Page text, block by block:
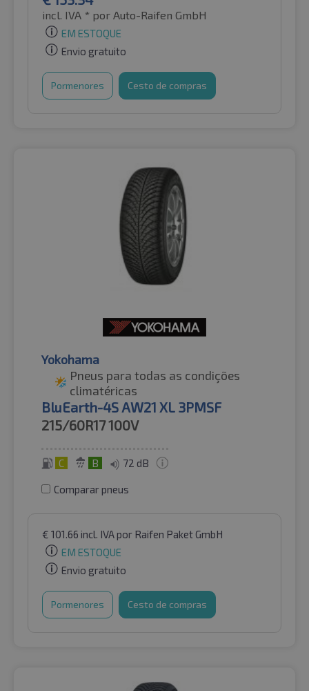
incl. IVA * por Auto-Raifen GmbH
EM ESTOQUE
Envio gratuito
Pormenores Cesto de compras
Yokohama
Pneus para todas as condições
climatéricas
BluEarth-4S AW21 XL 3PMSF
215/60R17100V
C B 72 dB
Comparar pneus
€ 101.66 incl. IVApor Raifen Paket GmbH
EM ESTOQUE
Envio gratuito
Pormenores Cesto de compras